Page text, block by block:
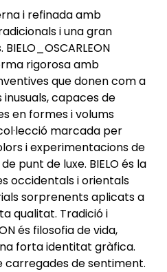
i refinada amb
i una gran
rigorosa amb
que donen com a
capaces de
en formes i volums
marcada per
i experimentacions de
punt de luxe. BIELO és la
occidentals i orientals
sorprenents aplicats a
qualitat. Tradició i
és filosofia de vida,
forta identitat gràfica.
carregades de sentiment.